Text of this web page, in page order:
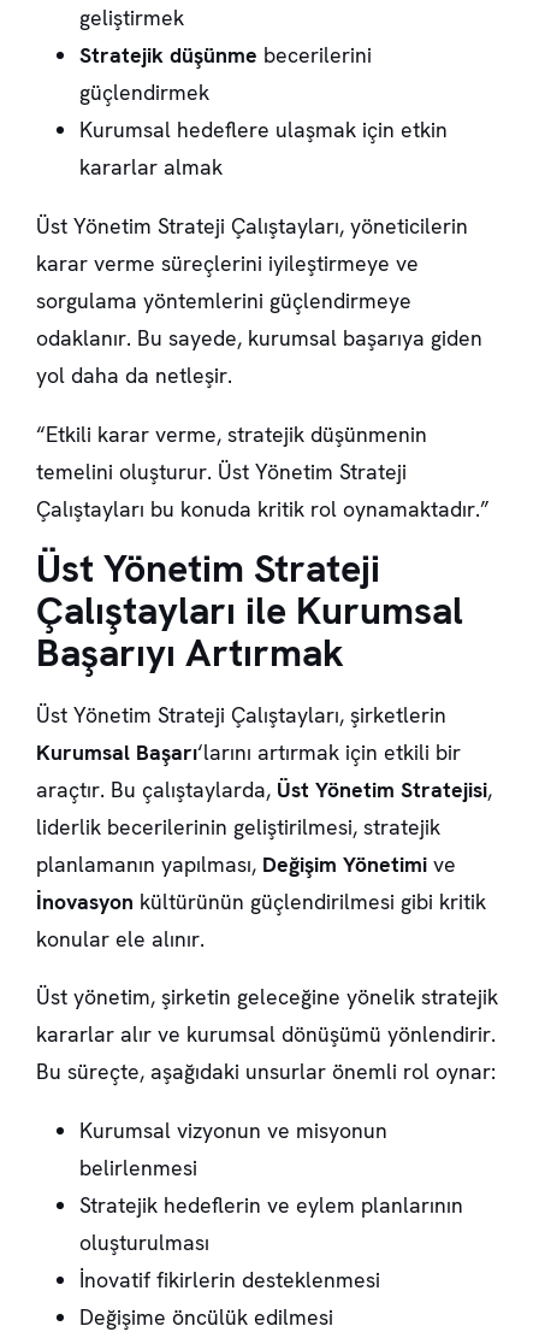
geliştirmek
Stratejik düşünme becerilerini
güçlendirmek
Kurumsal hedeflere ulaşmak için etkin
kararlar almak
Üst Yönetim Strateji Çalıştayları, yöneticilerin
karar verme süreçlerini iyileştirmeye ve
sorgulama yöntemlerini güçlendirmeye
odaklanır. Bu sayede, kurumsal başarıya giden
yol daha da netleşir.
“Etkili karar verme, stratejik düşünmenin
temelini oluşturur. Üst Yönetim Strateji
Çalıştayları bu konuda kritik rol oynamaktadır.”
Üst Yönetim Strateji
Çalıştayları ile Kurumsal
Başarıyı Artırmak
Üst Yönetim Strateji Çalıştayları, şirketlerin
Kurumsal Başarı‘larını artırmak için etkili bir
araçtır. Bu çalıştaylarda, Üst Yönetim Stratejisi,
liderlik becerilerinin geliştirilmesi, stratejik
planlamanın yapılması, Değişim Yönetimi ve
İnovasyon kültürünün güçlendirilmesi gibi kritik
konular ele alınır.
Üst yönetim, şirketin geleceğine yönelik stratejik
kararlar alır ve kurumsal dönüşümü yönlendirir.
Bu süreçte, aşağıdaki unsurlar önemli rol oynar:
Kurumsal vizyonun ve misyonun
belirlenmesi
Stratejik hedeflerin ve eylem planlarının
oluşturulması
İnovatif fikirlerin desteklenmesi
Değişime öncülük edilmesi